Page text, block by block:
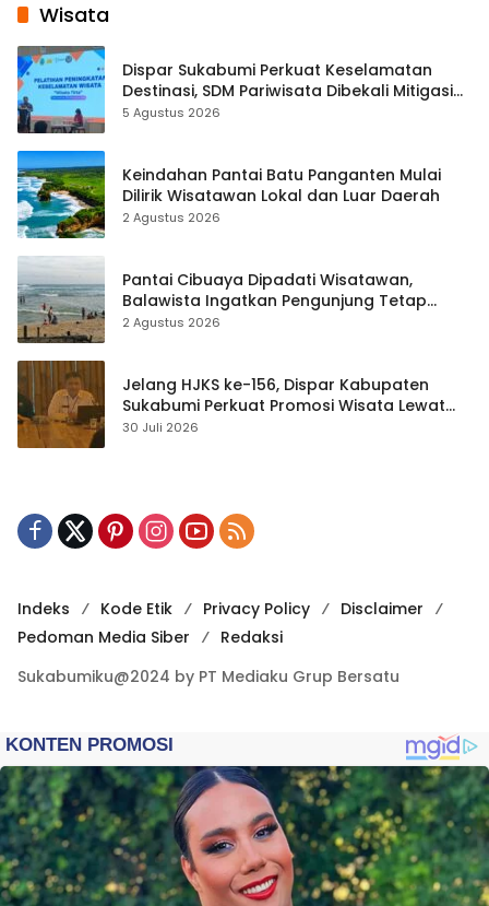
Wisata
Dispar Sukabumi Perkuat Keselamatan
Destinasi, SDM Pariwisata Dibekali Mitigasi
hingga Teknik Evakuasi
5 Agustus 2026
Keindahan Pantai Batu Panganten Mulai
Dilirik Wisatawan Lokal dan Luar Daerah
2 Agustus 2026
Pantai Cibuaya Dipadati Wisatawan,
Balawista Ingatkan Pengunjung Tetap
Waspada
2 Agustus 2026
Jelang HJKS ke-156, Dispar Kabupaten
Sukabumi Perkuat Promosi Wisata Lewat
Publikasi Digital
30 Juli 2026
Indeks Kode Etik Privacy Policy
Disclaimer
Pedoman Media Siber
Redaksi
Sukabumiku@2024 by PT Mediaku Grup Bersatu